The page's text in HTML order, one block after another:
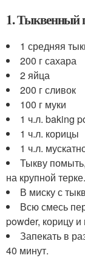
1. Тыквенный
1 средняя
200 г сахара
2 яйца
200 г сливок
100 г муки
1 ч.л. baking
1 ч.л. корицы
1 ч.л.
Тыкву
на крупной терке.
В миску с
Всю смесь
powder, корицу
Запекать в
40 минут.